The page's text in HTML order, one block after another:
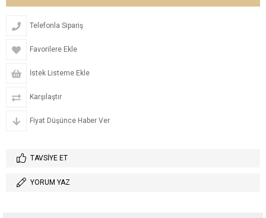
Telefonla Sipariş
Favorilere Ekle
İstek Listeme Ekle
Karşılaştır
Fiyat Düşünce Haber Ver
TAVSIYE ET
YORUM YAZ